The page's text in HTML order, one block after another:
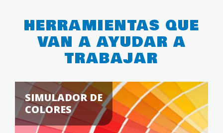
HERRAMIENTAS QUE
VAN A AYUDAR A
TRABAJAR
SIMULADOR DE
COLORES